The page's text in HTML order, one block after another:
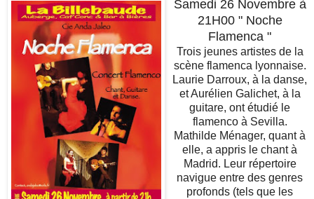
Samedi 26 Novembre à
21H00 " Noche
Flamenca "
Trois jeunes artistes de la
scène flamenca lyonnaise.
Laurie Darroux, à la danse,
et Aurélien Galichet, à la
guitare, ont étudié le
flamenco à Sevilla.
Mathilde Ménager, quant à
elle, a appris le chant à
Madrid. Leur répertoire
navigue entre des genres
profonds (tels que les